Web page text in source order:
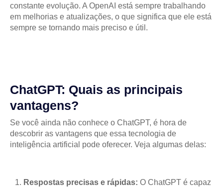
constante evolução. A OpenAI está sempre trabalhando
em melhorias e atualizações, o que significa que ele está
sempre se tornando mais preciso e útil.
ChatGPT: Quais as principais
vantagens?
Se você ainda não conhece o ChatGPT, é hora de
descobrir as vantagens que essa tecnologia de
inteligência artificial pode oferecer. Veja algumas delas:
Respostas precisas e rápidas: O ChatGPT é capaz